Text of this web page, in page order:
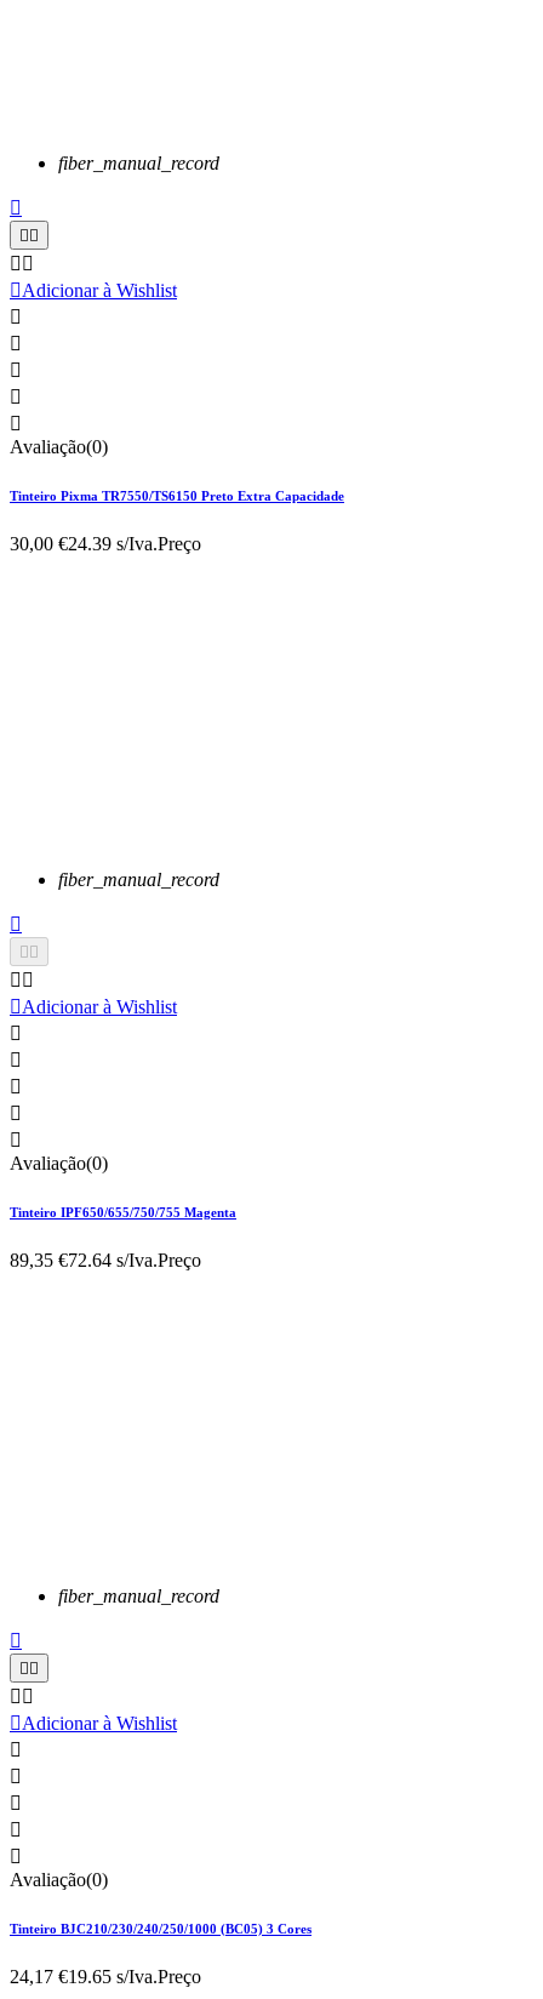
fiber_manual_record

 
 
Adicionar à Wishlist





Avaliação(0)
Tinteiro Pixma TR7550/TS6150 Preto Extra Capacidade
30,00 €24.39 s/Iva.Preço
fiber_manual_record

 
 
Adicionar à Wishlist





Avaliação(0)
Tinteiro IPF650/655/750/755 Magenta
89,35 €72.64 s/Iva.Preço
fiber_manual_record

 
 
Adicionar à Wishlist





Avaliação(0)
Tinteiro BJC210/230/240/250/1000 (BC05) 3 Cores
24,17 €19.65 s/Iva.Preço